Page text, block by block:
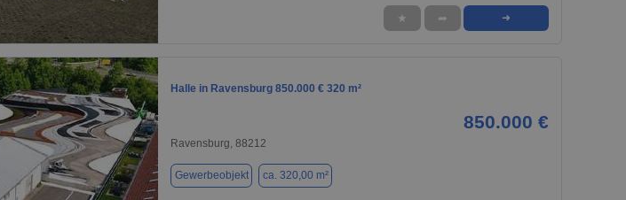
★ ➦ ➜
Halle in Ravensburg 850.000 € 320 m²
850.000 €
Ravensburg, 88212
Gewerbeobjekt ca. 320,00 m²